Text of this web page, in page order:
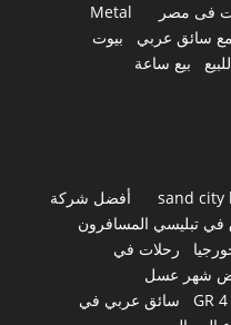
فى مصر
Metal
سائق عربي
بيوت
بيع ساعة
sand city
أفضل شركة
تبليسي المسافرون
رحلات في
شهر عسل
GR
سائق عربي في